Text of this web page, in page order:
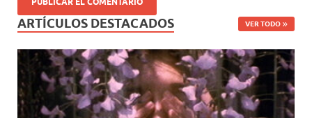
ARTÍCULOS DESTACADOS VER TODO